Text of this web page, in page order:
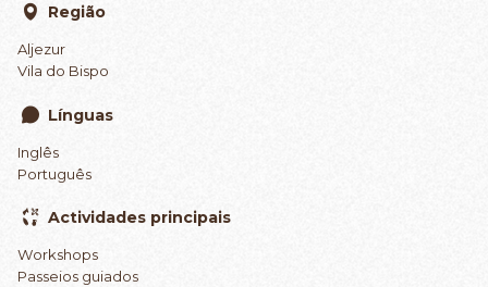
Região
Aljezur
Vila do Bispo
Línguas
Inglês
Português
Actividades principais
Workshops
Passeios guiados